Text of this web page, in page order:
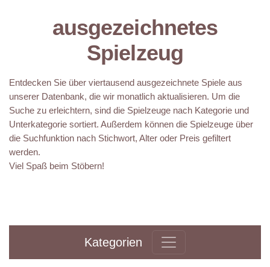
ausgezeichnetes
Spielzeug
Entdecken Sie über viertausend ausgezeichnete Spiele aus
unserer Datenbank, die wir monatlich aktualisieren. Um die
Suche zu erleichtern, sind die Spielzeuge nach Kategorie und
Unterkategorie sortiert. Außerdem können die Spielzeuge über
die Suchfunktion nach Stichwort, Alter oder Preis gefiltert
werden.
Viel Spaß beim Stöbern!
Kategorien